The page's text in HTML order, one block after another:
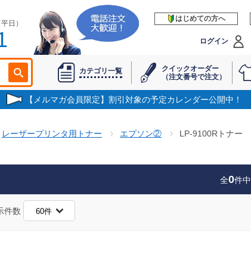
日）
はじめての方へ
ログイン
カテゴリ一覧
クイックオーダー
（注文番号で注文）
【メルマガ会員限定】割引対象の予定カレンダー公開中！
レーザープリンタ用トナー エプソン② LP-9100Rトナー
全0件中
件数